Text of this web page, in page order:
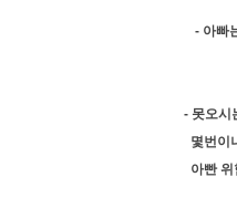
- 아빠
- 못오시
몇번이
아빤